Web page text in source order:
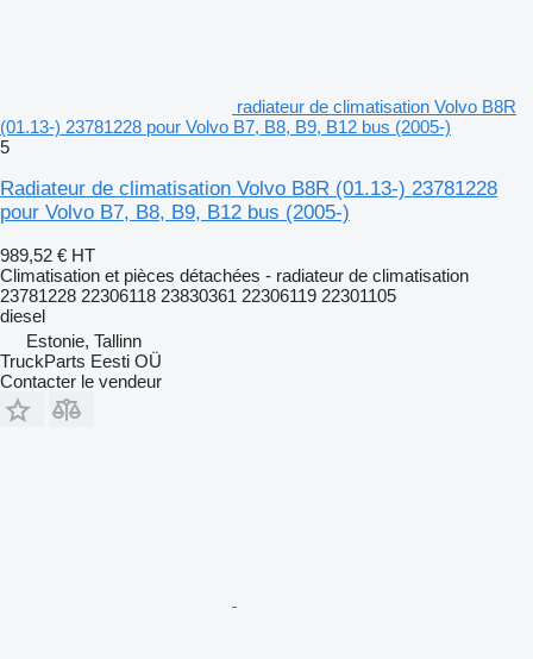
radiateur de climatisation Volvo B8R
(01.13-) 23781228 pour Volvo B7, B8, B9, B12 bus (2005-)
5
Radiateur de climatisation Volvo B8R (01.13-) 23781228
pour Volvo B7, B8, B9, B12 bus (2005-)
989,52 € HT
Climatisation et pièces détachées - radiateur de climatisation
23781228 22306118 23830361 22306119 22301105
diesel
Estonie, Tallinn
TruckParts Eesti OÜ
Contacter le vendeur